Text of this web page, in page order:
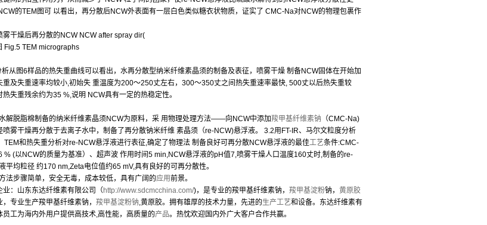
的TEM图可 以看出，再分散后NCW外表面有一层白色类似糖衣状物质，证实了 CMC-Na对NCW的物理包裹作
雾干燥后再分散的NCW NCW after spray dir(
Fig.5 TEM micrographs
析从图6样品的热失重曲线可以看出，水再分散型纳米纤维素晶须的制备及表征，喷雾干燥 制备NCW固体在开始加
重及失重速率均较小,初始失 重温度为200〜250丈左右，300〜350丈之间热失重速率最快, 500丈以后热失重较
热失重残余约为35 %,说明 NCW具有一定的热稳定性。
解脱脂棉制备的纳米纤维素晶须NCW为原料，采 用物理处理方法——向NCW中添加羧甲基纤维素钠 （CMC-Na)
喷雾干燥再分散于去离子水中，制备了再分散钠米纤维 素晶须（re-NCW)悬浮液。 3.2用FT-IR、马尔文粒度分析
TEM和热失重分析对re-NCW悬浮液进行表征,确定了物理法 制备良好可再分散NCW悬浮液的最佳工艺条件:CMC-
% (以NCW的质量为基准）、超声波 作用时间5 min,NCW悬浮液的pH值7,喷雾干燥人口温度160丈时,制备的re-
平均粒径 约170 nm,Zeta电位值约65 mV,具有良好的可再分散性。
法步骤简单，安全无毒，成本较低，具有广阔的应用前景。
业：山东东达纤维素有限公司（http://www.sdcmcchina.com/)，是专业的羧甲基纤维素钠， 羧甲基淀粉钠， 黄原胶
，专业生产羧甲基纤维素钠， 羧甲基淀粉钠,黄原胶。拥有雄厚的技术力量，先进的生产工艺和设备。东达纤维素有
员工为海内外用户提供高技术,高性能，高质量的产品。热忱欢迎国内外广大客户合作共赢。